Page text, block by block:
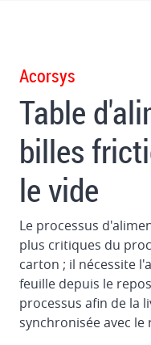
des
imprimantes
automatique
teinture
de
lavage
Chambre
fermée
à
Acorsys
Table
billes
le vide
Le processus
plus critiques du
carton ; il nécessite
feuille depuis le
processus afin de la
synchronisée avec le